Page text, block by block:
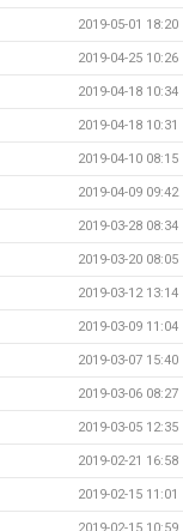
2019-05-01 18:20
2019-04-25 10:26
2019-04-18 10:34
2019-04-18 10:31
2019-04-10 08:15
2019-04-09 09:42
2019-03-28 08:34
2019-03-20 08:05
2019-03-12 13:14
2019-03-09 11:04
2019-03-07 15:40
2019-03-06 08:27
2019-03-05 12:35
2019-02-21 16:58
2019-02-15 11:01